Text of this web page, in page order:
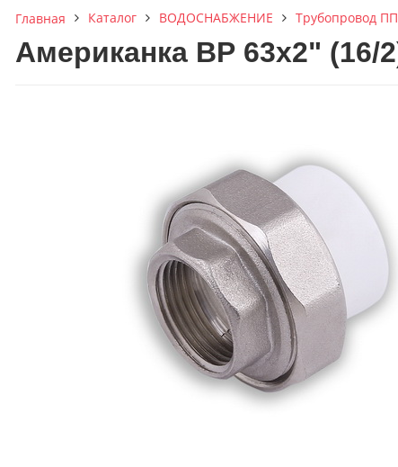
Главная Каталог ВОДОСНАБЖЕНИЕ Трубопровод ПП
Американка ВР 63х2" (16/